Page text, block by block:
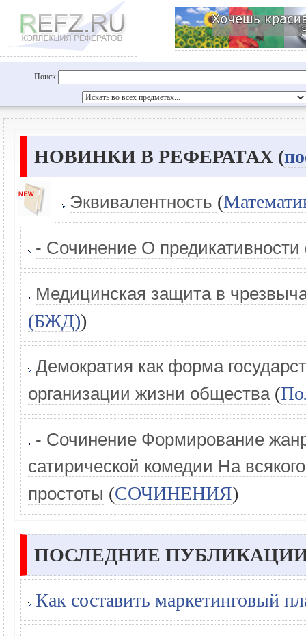
Поиск:
НОВИНКИ В РЕФЕРАТАХ (
Эквивалентность (
- Сочинение О предикативности
Медицинская защита в
(БЖД))
Демократия как форма
организации жизни общества(
- Сочинение Формирование
сатирической комедии На
простоты (СОЧИНЕНИЯ)
ПОСЛЕДНИЕ
Как составить маркетинговый